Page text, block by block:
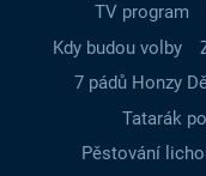
TV program
Kdy budou volby
7 pádů Honzy
Tatarák
Pěstování